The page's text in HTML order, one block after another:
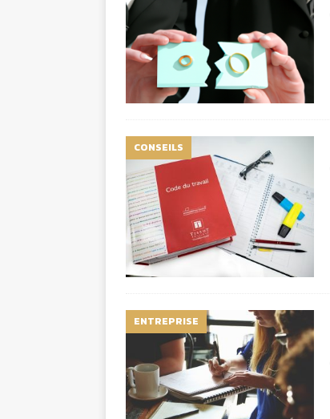
CONSEILS
ENTREPRISE